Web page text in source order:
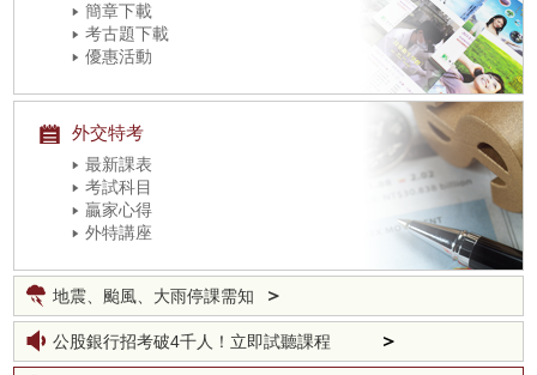
簡章下載
考古題下載
優惠活動
外交特考
最新課表
考試科目
贏家心得
外特講座
地震、颱風、大雨停課需知 ＞
公股銀行招考破4千人！立即試聽課程
公股銀行招考破4千人！立即試聽課程 ＞